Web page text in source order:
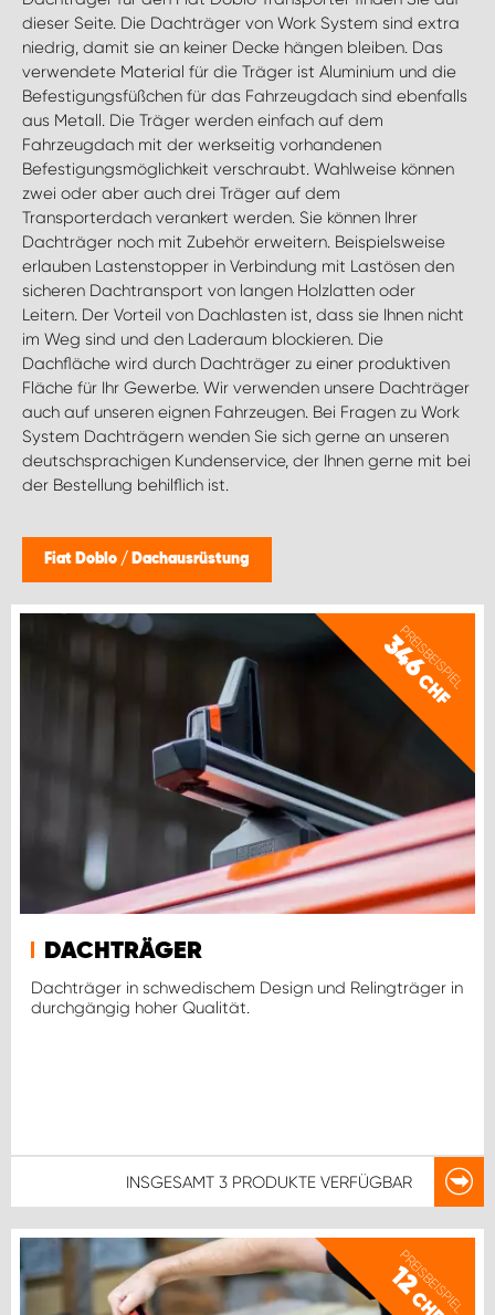
dieser Seite. Die Dachträger von Work System sind extra
niedrig, damit sie an keiner Decke hängen bleiben. Das
verwendete Material für die Träger ist Aluminium und die
Befestigungsfüßchen für das Fahrzeugdach sind ebenfalls
aus Metall. Die Träger werden einfach auf dem
Fahrzeugdach mit der werkseitig vorhandenen
Befestigungsmöglichkeit verschraubt. Wahlweise können
zwei oder aber auch drei Träger auf dem
Transporterdach verankert werden. Sie können Ihrer
Dachträger noch mit Zubehör erweitern. Beispielsweise
erlauben Lastenstopper in Verbindung mit Lastösen den
sicheren Dachtransport von langen Holzlatten oder
Leitern. Der Vorteil von Dachlasten ist, dass sie Ihnen nicht
im Weg sind und den Laderaum blockieren. Die
Dachfläche wird durch Dachträger zu einer produktiven
Fläche für Ihr Gewerbe. Wir verwenden unsere Dachträger
auch auf unseren eignen Fahrzeugen. Bei Fragen zu Work
System Dachträgern wenden Sie sich gerne an unseren
deutschsprachigen Kundenservice, der Ihnen gerne mit bei
der Bestellung behilflich ist.
Fiat Doblo / Dachausrüstung
PREISBEISPIEL
346
CHF
DACHTRÄGER
Dachträger in schwedischem Design und Relingträger in
durchgängig hoher Qualität.
INSGESAMT 3 PRODUKTE VERFÜGBAR
PREISBEISPIEL
12